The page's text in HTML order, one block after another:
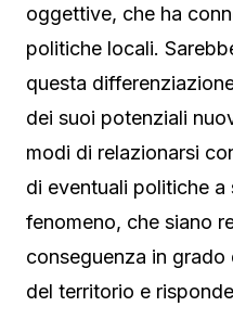
oggettive, che ha
politiche locali.
questa
dei suoi potenziali
modi di relazionarsi
di eventuali politiche
fenomeno, che siano
conseguenza in
del territorio e